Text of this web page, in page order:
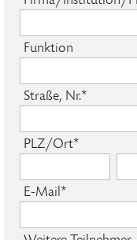
Funktion
Straße, Nr.*
PLZ/Ort*
E-Mail*